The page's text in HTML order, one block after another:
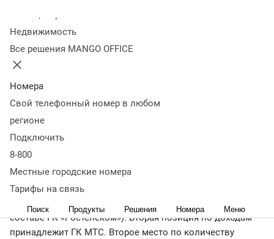
Недвижимость
Все решения MANGO OFFICE
Номера
Свой телефонный номер в любом
регионе
Подключить
8-800
Местные городские номера
Тарифы на связь
Поиск Продукты Решения Номера Меню
ВАТС в 2025 году
15 мая 202520 851
По данным «ТМТ Консалтинг», по итогам 2024 года
объем российского рынка виртуальных АТС вырос на
руб. Количество компаний-клиентов увеличилось на
5,2% – до 528,6 тысяч
Согласно даннымнового исследования
2025 года, лидером рынка, как по доходам, так и по
составе ГК «Ростелеком»). Вторая позиция по доходам
принадлежит ГК МТС. Второе место по количеству